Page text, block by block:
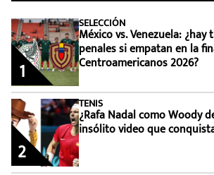
SELECCIÓN
México vs. Venezuela:
penales si empatan en la
Centroamericanos 2026?
1
TENIS
¿Rafa Nadal como Woody
insólito video que
2